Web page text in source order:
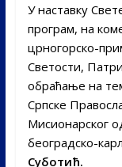
У наставку
програм, на
црногорско-
Светости,
обраћање на
Српске
Мисионарског
београдско-
Суботић.